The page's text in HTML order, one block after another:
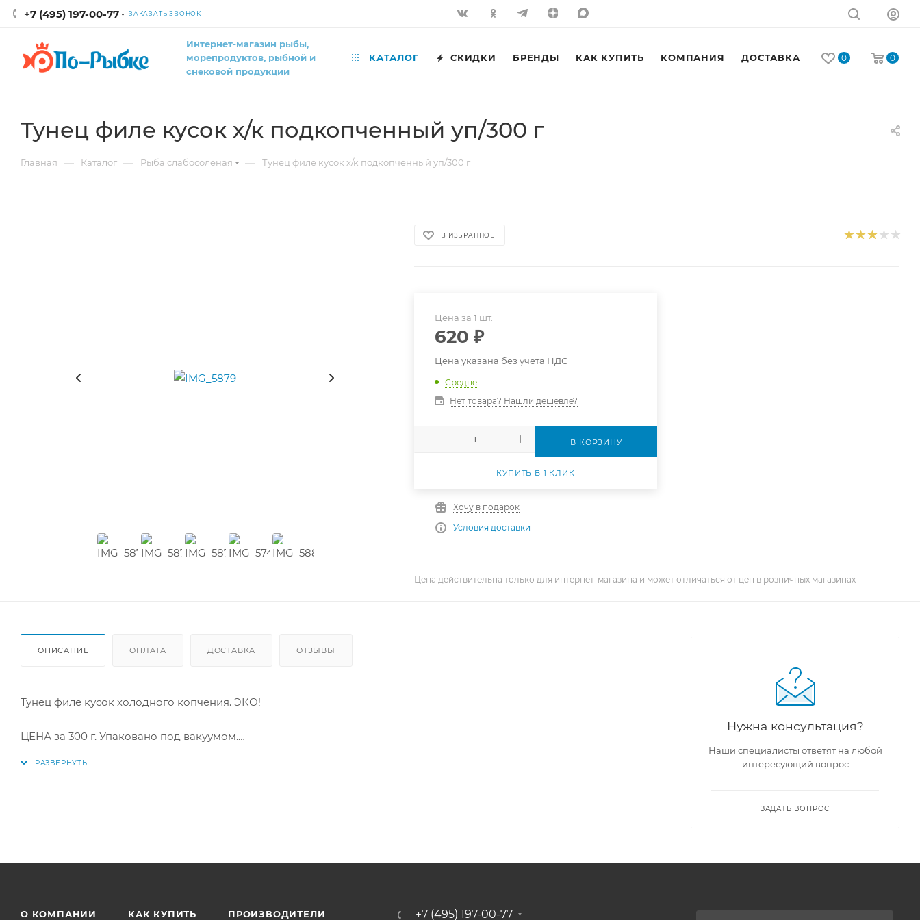
+7 (495) 197-00-77 ЗАКАЗАТЬ ЗВОНОК
0 0
Интернет-магазин рыбы,
морепродуктов, рыбной и
снековой продукции
КАТАЛОГ СКИДКИ БРЕНДЫ КАК КУПИТЬ КОМПАНИЯ ДОСТАВКА КОНТАКТЫ
Тунец филе кусок х/к подкопченный уп/300 г
Главная — Каталог — Рыба слабосоленая — Тунец филе кусок х/к подкопченный уп/300 г
В ИЗБРАННОЕ
Цена за 1 шт.
620 ₽
Цена указана без учета НДС
Средне
Нет товара? Нашли дешевле?
В КОРЗИНУ
КУПИТЬ В 1 КЛИК
Хочу в подарок
Условия доставки
Цена действительна только для интернет-магазина и может отличаться от цен в розничных магазинах
ОПИСАНИЕ ОПЛАТА ДОСТАВКА ОТЗЫВЫ
Тунец филе кусок холодного копчения. ЭКО!
ЦЕНА за 300 г. Упаковано под вакуумом.
Нужна консультация?
Наши специалисты ответят на любой
интересующий вопрос
ЗАДАТЬ ВОПРОС
О КОМПАНИИ КАК КУПИТЬ ПРОИЗВОДИТЕЛИ +7 (495) 197-00-77